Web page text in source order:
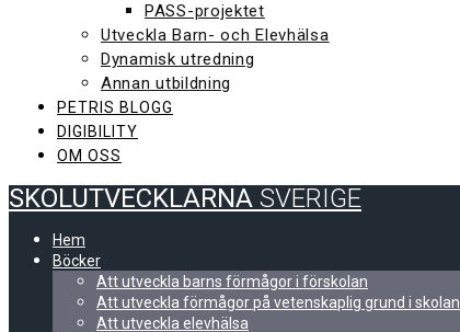
PASS-projektet
Utveckla Barn- och Elevhälsa
Dynamisk utredning
Annan utbildning
PETRIS BLOGG
DIGIBILITY
OM OSS
SKOLUTVECKLARNA SVERIGE
Hem
Böcker
Att utveckla barns förmågor i förskolan
Att utveckla förmågor på vetenskaplig grund i skolan
Att utveckla elevhälsa